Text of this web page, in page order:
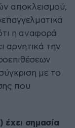
αποκλεισμού,
η αναφορά
αρνητικά την
με το
που
σημασία